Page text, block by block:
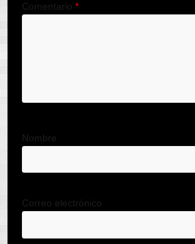
Comentario *
Nombre
Correo electrónico